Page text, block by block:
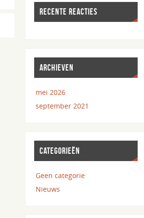
RECENTE REACTIES
ARCHIEVEN
mei 2026
september 2021
CATEGORIEËN
Geen categorie
Nieuws